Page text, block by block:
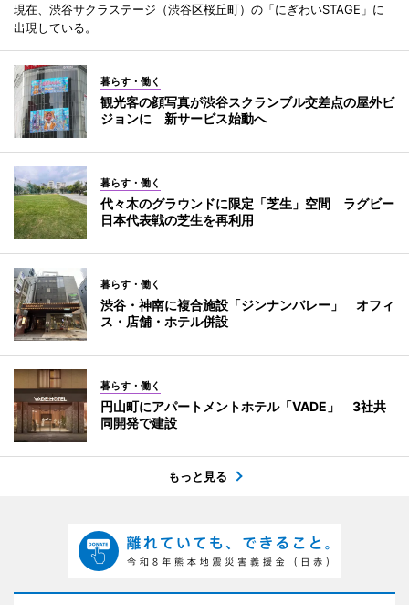
現在、渋谷サクラステージ（渋谷区桜丘町）の「にぎわいSTAGE」に
出現している。
暮らす・働く
観光客の顔写真が渋谷スクランブル交差点の屋外ビ
ジョンに 新サービス始動へ
暮らす・働く
代々木のグラウンドに限定「芝生」空間 ラグビー
日本代表戦の芝生を再利用
暮らす・働く
渋谷・神南に複合施設「ジンナンバレー」 オフィ
ス・店舗・ホテル併設
暮らす・働く
円山町にアパートメントホテル「VADE」 3社共
同開発で建設
もっと見る